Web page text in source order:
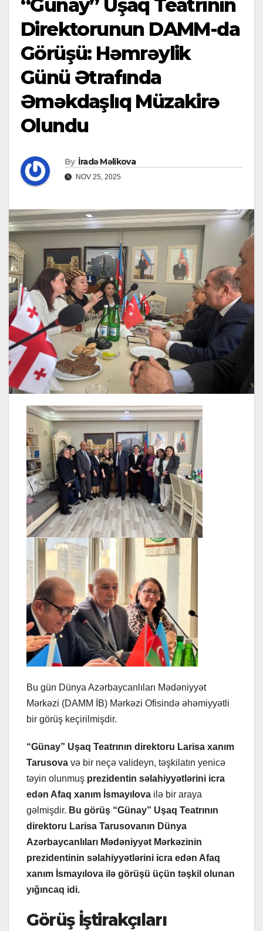
“Günay” Uşaq Teatrının
Direktorunun DAMM-da
Görüşü: Həmrəylik
Günü Ətrafında
Əməkdaşlıq Müzakirə
Olundu
By İradə Məlikova
NOV 25, 2025
Bu gün Dünya Azərbaycanlıları Mədəniyyət
Mərkəzi (DAMM İB) Mərkəzi Ofisində əhəmiyyətli
bir görüş keçirilmişdir.
“Günay” Uşaq Teatrının direktoru Larisa xanım
Tarusova və bir neçə valideyn, təşkilatın yenicə
təyin olunmuş prezidentin səlahiyyətlərini icra
edən Afaq xanım İsmayılova ilə bir araya
gəlmişdir. Bu görüş “Günay” Uşaq Teatrının
direktoru Larisa Tarusovanın Dünya
Azərbaycanlıları Mədəniyyət Mərkəzinin
prezidentinin səlahiyyətlərini icra edən Afaq
xanım İsmayılova ilə görüşü üçün təşkil olunan
yığıncaq idi.
Görüş İştirakçıları